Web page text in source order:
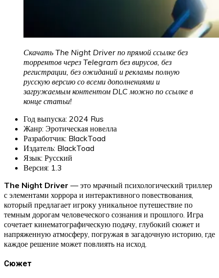
Скачать The Night Driver по прямой ссылке без
торрентов через Telegram без вирусов, без
регистрации, без ожиданий и рекламы полную
русскую версию со всеми дополнениями и
загружаемым контентом DLC можно по ссылке в
конце статьи!
Год выпуска: 2024 Rus
Жанр: Эротическая новелла
Разработчик: BlackToad
Издатель: BlackToad
Язык: Русский
Версия: 1.3
The Night Driver — это мрачный психологический триллер
с элементами хоррора и интерактивного повествования,
который предлагает игроку уникальное путешествие по
темным дорогам человеческого сознания и прошлого. Игра
сочетает кинематографическую подачу, глубокий сюжет и
напряженную атмосферу, погружая в загадочную историю, где
каждое решение может повлиять на исход.
Сюжет